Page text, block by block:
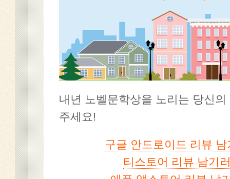
내년 노벨문학상을 노리는 당신
주세요!
구글 안드로이드 리뷰
티스토어 리뷰 남기